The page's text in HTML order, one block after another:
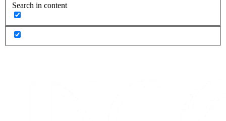
Search in content